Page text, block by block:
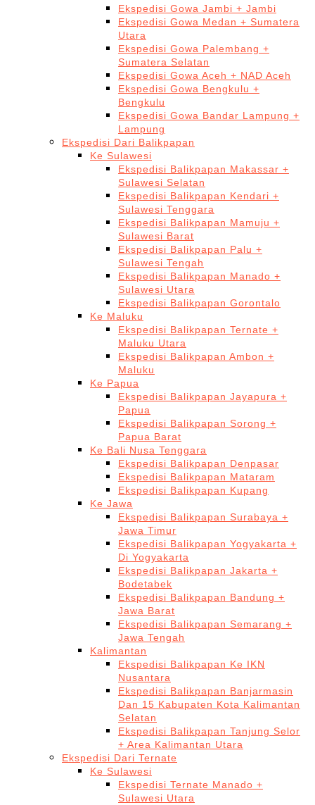
Ekspedisi Gowa Jambi + Jambi
Ekspedisi Gowa Medan + Sumatera
Utara
Ekspedisi Gowa Palembang +
Sumatera Selatan
Ekspedisi Gowa Aceh + NAD Aceh
Ekspedisi Gowa Bengkulu +
Bengkulu
Ekspedisi Gowa Bandar Lampung +
Lampung
Ekspedisi Dari Balikpapan
Ke Sulawesi
Ekspedisi Balikpapan Makassar +
Sulawesi Selatan
Ekspedisi Balikpapan Kendari +
Sulawesi Tenggara
Ekspedisi Balikpapan Mamuju +
Sulawesi Barat
Ekspedisi Balikpapan Palu +
Sulawesi Tengah
Ekspedisi Balikpapan Manado +
Sulawesi Utara
Ekspedisi Balikpapan Gorontalo
Ke Maluku
Ekspedisi Balikpapan Ternate +
Maluku Utara
Ekspedisi Balikpapan Ambon +
Maluku
Ke Papua
Ekspedisi Balikpapan Jayapura +
Papua
Ekspedisi Balikpapan Sorong +
Papua Barat
Ke Bali Nusa Tenggara
Ekspedisi Balikpapan Denpasar
Ekspedisi Balikpapan Mataram
Ekspedisi Balikpapan Kupang
Ke Jawa
Ekspedisi Balikpapan Surabaya +
Jawa Timur
Ekspedisi Balikpapan Yogyakarta +
Di Yogyakarta
Ekspedisi Balikpapan Jakarta +
Bodetabek
Ekspedisi Balikpapan Bandung +
Jawa Barat
Ekspedisi Balikpapan Semarang +
Jawa Tengah
Kalimantan
Ekspedisi Balikpapan Ke IKN
Nusantara
Ekspedisi Balikpapan Banjarmasin
Dan 15 Kabupaten Kota Kalimantan
Selatan
Ekspedisi Balikpapan Tanjung Selor
+ Area Kalimantan Utara
Ekspedisi Dari Ternate
Ke Sulawesi
Ekspedisi Ternate Manado +
Sulawesi Utara